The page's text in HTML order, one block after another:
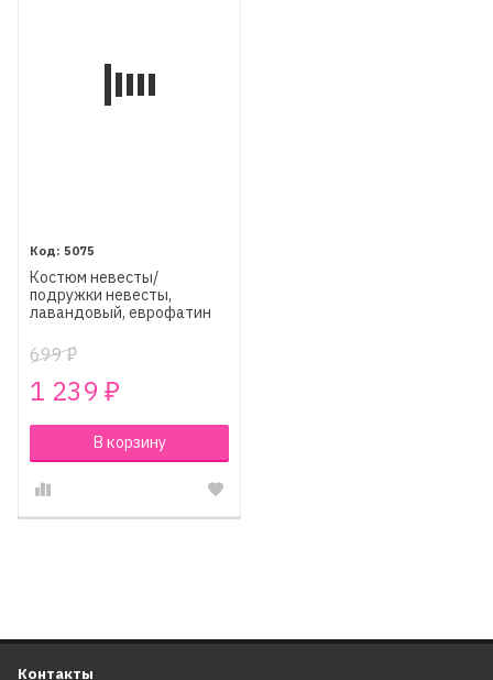
5075
Костюм невесты/
подружки невесты,
лавандовый, еврофатин
699₽
1 239 ₽
В корзину
Контакты